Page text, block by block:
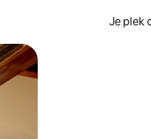
Je plek